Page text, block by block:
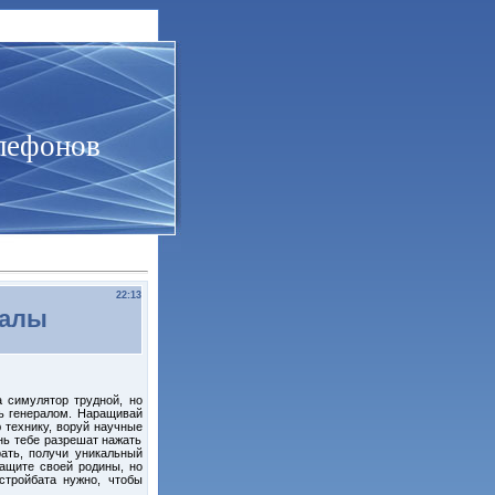
22:13
трудной, но
генералом. Наращивай
воруй научные
тебе разрешат нажать
получи уникальный
своей родины, но
нужно, чтобы